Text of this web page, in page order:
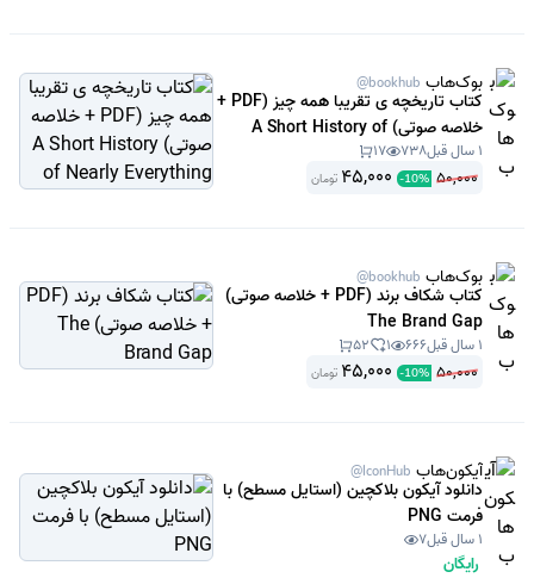
بوک‌هاب @bookhub
کتاب تاریخچه ی تقریبا همه چیز (PDF +
خلاصه صوتی) A Short History of
Nearly Everything1 سال قبل 738
17
50,000
-10%
45,000 تومان
بوک‌هاب @bookhub
کتاب شکاف برند (PDF + خلاصه صوتی)
The Brand Gap
1 سال قبل 666
1
52
50,000
-10%
45,000 تومان
آیکون‌هاب @IconHub
دانلود آیکون بلاکچین (استایل مسطح) با
فرمت PNG
1 سال قبل 7
رایگان